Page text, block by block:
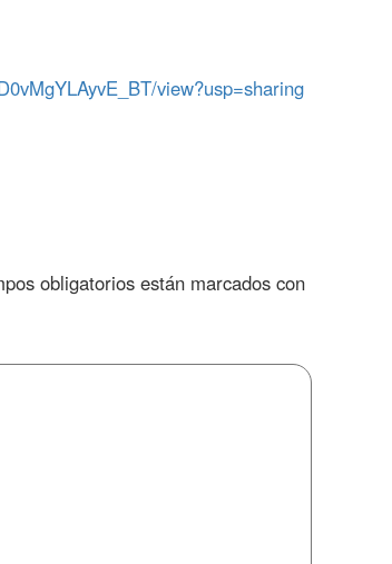
view?usp=sharing
obligatorios están marcados con